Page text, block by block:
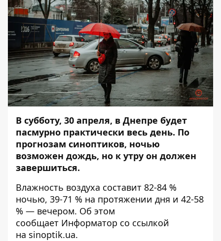
В субботу, 30 апреля, в Днепре будет
пасмурно практически весь день. По
прогнозам синоптиков, ночью
возможен дождь, но к утру он должен
завершиться.
Влажность воздуха составит 82-84 %
ночью, 39-71 % на протяжении дня и 42-58
% — вечером. Об этом
сообщает Информатор со ссылкой
на sinoptik.ua.